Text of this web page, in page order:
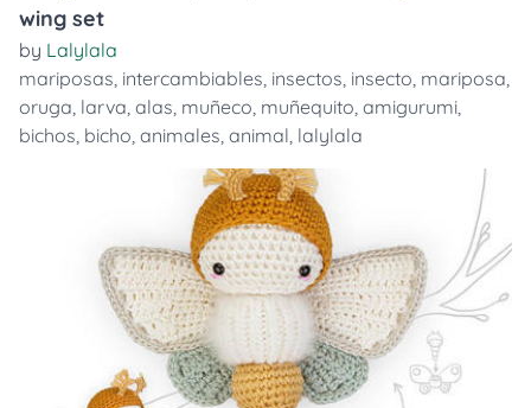
wing set
by Lalylala
mariposas, intercambiables, insectos, insecto, mariposa,
oruga, larva, alas, muñeco, muñequito, amigurumi,
bichos, bicho, animales, animal, lalylala